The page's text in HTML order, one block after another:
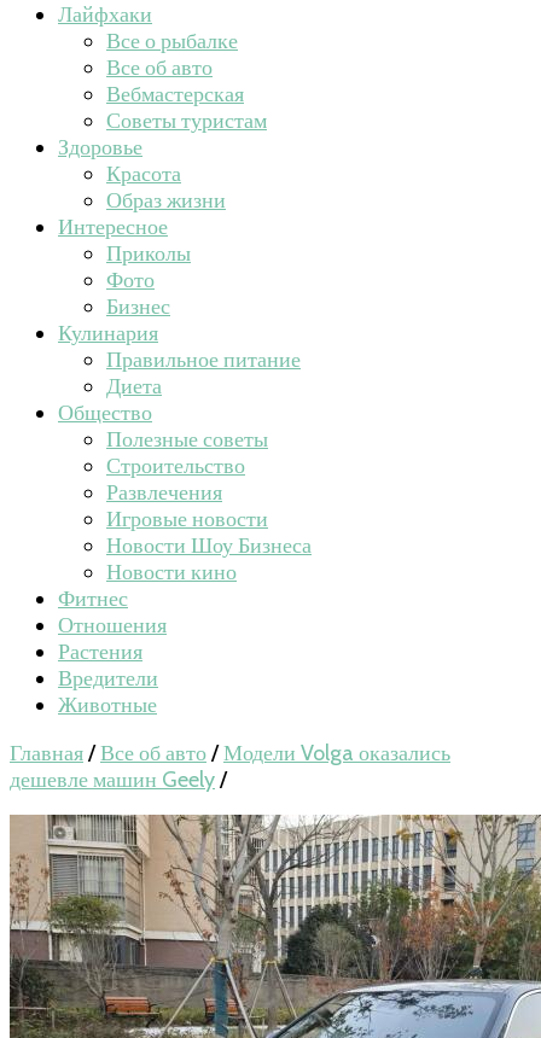
Лайфхаки
Все о рыбалке
Все об авто
Вебмастерская
Советы туристам
Здоровье
Красота
Образ жизни
Интересное
Приколы
Фото
Бизнес
Кулинария
Правильное питание
Диета
Общество
Полезные советы
Строительство
Развлечения
Игровые новости
Новости Шоу Бизнеса
Новости кино
Фитнес
Отношения
Растения
Вредители
Животные
Главная/Все об авто/Модели Volga оказались
дешевле машин Geely/